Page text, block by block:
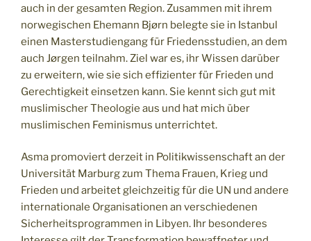
auch in der gesamten Region. Zusammen mit ihrem
norwegischen Ehemann Bjørn belegte sie in Istanbul
einen Masterstudiengang für Friedensstudien, an dem
auch Jørgen teilnahm. Ziel war es, ihr Wissen darüber
zu erweitern, wie sie sich effizienter für Frieden und
Gerechtigkeit einsetzen kann. Sie kennt sich gut mit
muslimischer Theologie aus und hat mich über
muslimischen Feminismus unterrichtet.
Asma promoviert derzeit in Politikwissenschaft an der
Universität Marburg zum Thema Frauen, Krieg und
Frieden und arbeitet gleichzeitig für die UN und andere
internationale Organisationen an verschiedenen
Sicherheitsprogrammen in Libyen. Ihr besonderes